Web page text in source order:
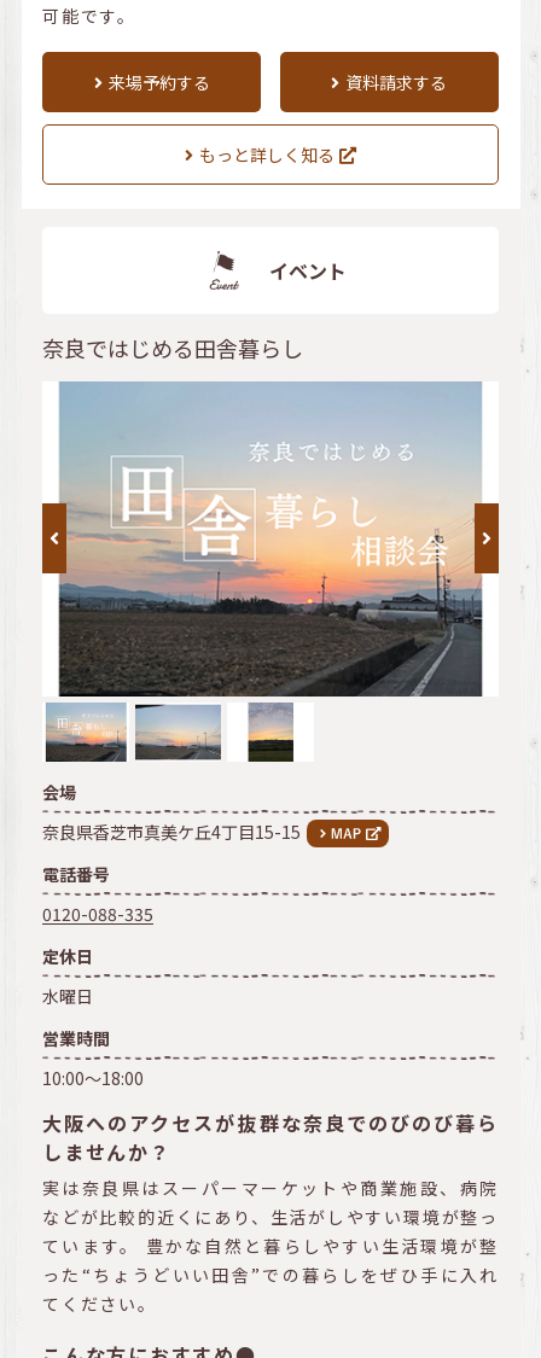
可能です。
来場予約する 資料請求する
もっと詳しく知る
イベント
奈良ではじめる田舎暮らし
会場
奈良県香芝市真美ケ丘4丁目15-15
電話番号
0120-088-335
定休日
水曜日
営業時間
10:00～18:00
大阪へのアクセスが抜群な奈良でのびのび暮ら
しませんか？
実は奈良県はスーパーマーケットや商業施設、病院
などが比較的近くにあり、生活がしやすい環境が整っ
ています。 豊かな自然と暮らしやすい生活環境が整
った“ちょうどいい田舎”での暮らしをぜひ手に入れ
てください。